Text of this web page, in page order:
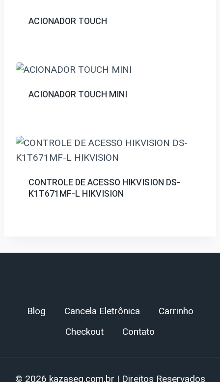
ACIONADOR TOUCH
ACIONADOR TOUCH MINI
CONTROLE DE ACESSO HIKVISION DS-
K1T671MF-L HIKVISION
Blog Cancela Eletrônica
Carrinho
Checkout
Contato
© 2026 kazaseg.com.br | Direitos Reservados